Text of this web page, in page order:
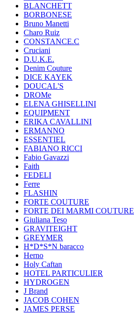
BLANCHETT
BORBONESE
Bruno Manetti
Charo Ruiz
CONSTANCE.C
Cruciani
D.U.K.E.
Denim Couture
DICE KAYEK
DOUCAL'S
DROMe
ELENA GHISELLINI
EQUIPMENT
ERIKA CAVALLINI
ERMANNO
ESSENTIEL
FABIANO RICCI
Fabio Gavazzi
Faith
FEDELI
Ferre
FLASHIN
FORTE COUTURE
FORTE DEI MARMI COUTURE
Giuliana Teso
GRAVITEIGHT
GREYMER
H*D*S*N baracco
Herno
Holy Caftan
HOTEL PARTICULIER
HYDROGEN
J Brand
JACOB COHEN
JAMES PERSE